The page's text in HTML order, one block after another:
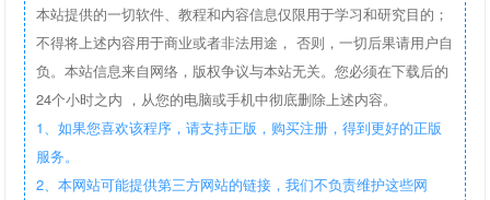
本站提供的一切软件、教程和内容信息仅限用于学习和研究目的；
不得将上述内容用于商业或者非法用途， 否则，一切后果请用户自
负。本站信息来自网络，版权争议与本站无关。您必须在下载后的
24个小时之内 ，从您的电脑或手机中彻底删除上述内容。
1、如果您喜欢该程序，请支持正版，购买注册，得到更好的正版
服务。
2、本网站可能提供第三方网站的链接，我们不负责维护这些网